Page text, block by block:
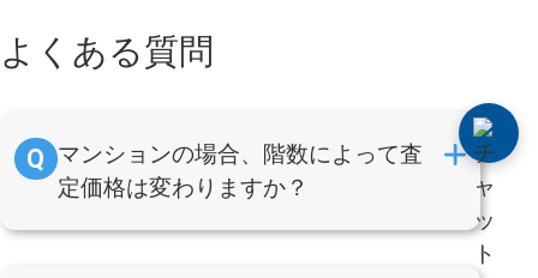
よくある質問
マンションの場合、階数によって査
定価格は変わりますか？